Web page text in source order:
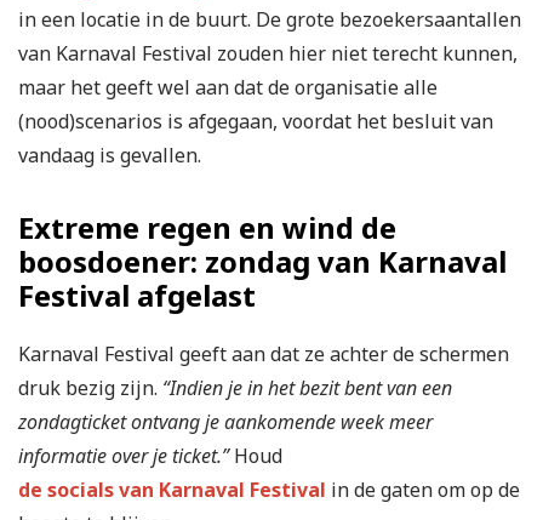
in een locatie in de buurt. De grote bezoekersaantallen
van Karnaval Festival zouden hier niet terecht kunnen,
maar het geeft wel aan dat de organisatie alle
(nood)scenarios is afgegaan, voordat het besluit van
vandaag is gevallen.
Extreme regen en wind de
boosdoener: zondag van Karnaval
Festival afgelast
Karnaval Festival geeft aan dat ze achter de schermen
druk bezig zijn. “Indien je in het bezit bent van een
zondagticket ontvang je aankomende week meer
informatie over je ticket.”Houd
de socials van Karnaval Festival in de gaten om op de